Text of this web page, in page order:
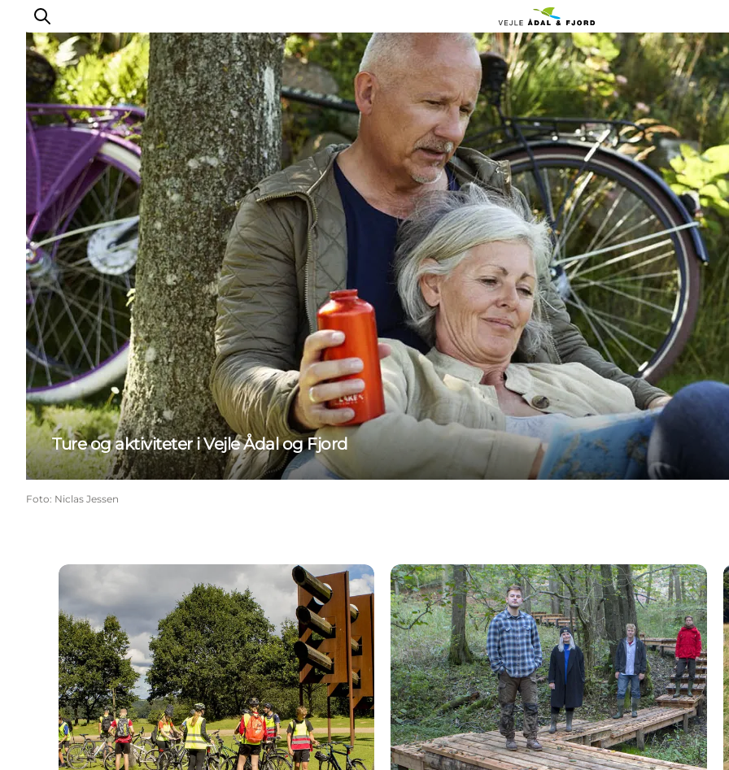
Udflugtsmål
Ture & aktiviteter
Det sker
Overnatning
Planlæg din tur
-
Projekter
Ture og aktiviteter i Vejle Ådal og Fjord
Foto: Niclas Jessen
Cykelruter i Vejle Ådal og Fjord Vandreruter i Vejle Ådal og Fjord